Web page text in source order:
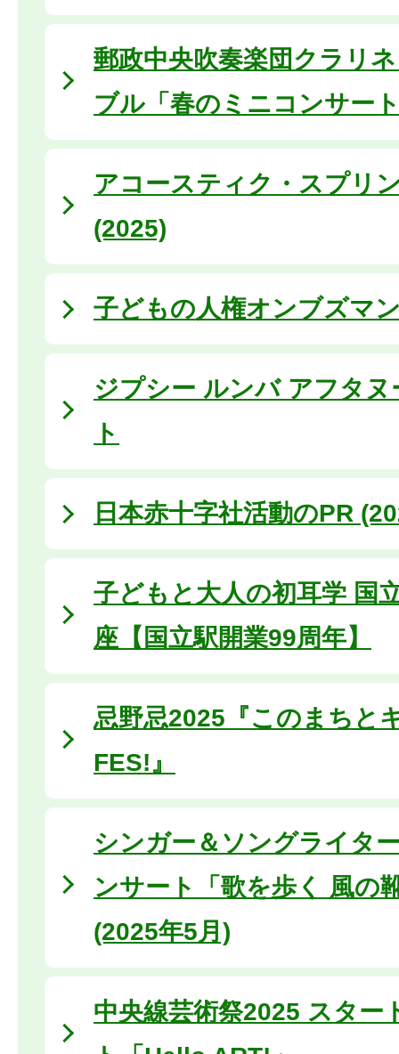
郵政中央吹奏楽団クラリ
ブル「春のミニコンサー
アコースティク・スプリ
(2025)
子どもの人権オンブズマ
ジプシー ルンバ アフタ
ト
日本赤十字社活動のPR
子どもと大人の初耳学 国
座【国立駅開業99周年】
忌野忌2025『このまちと
FES!』
シンガー＆ソングライタ
ンサート「歌を歩く 風の
(2025年5月)
中央線芸術祭2025 スター